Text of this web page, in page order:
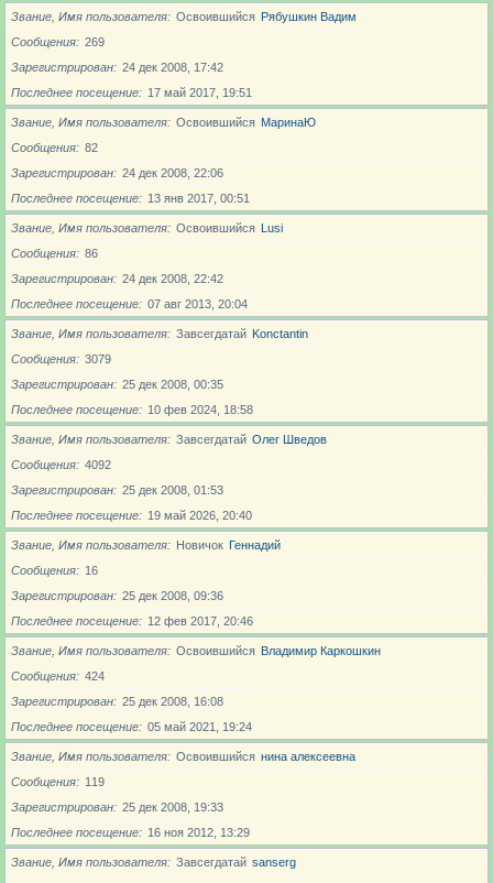
Звание, Имя пользователя Освоившийся Рябушкин Вадим
Сообщения
269
Зарегистрирован
24 дек 2008, 17:42
Последнее посещение
17 май 2017, 19:51
Звание, Имя пользователя Освоившийся МаринаЮ
Сообщения
82
Зарегистрирован
24 дек 2008, 22:06
Последнее посещение
13 янв 2017, 00:51
Звание, Имя пользователя Освоившийся Lusi
Сообщения
86
Зарегистрирован
24 дек 2008, 22:42
Последнее посещение
07 авг 2013, 20:04
Звание, Имя пользователя Завсегдатай Konctantin
Сообщения
3079
Зарегистрирован
25 дек 2008, 00:35
Последнее посещение
10 фев 2024, 18:58
Звание, Имя пользователя Завсегдатай Олег Шведов
Сообщения
4092
Зарегистрирован
25 дек 2008, 01:53
Последнее посещение
19 май 2026, 20:40
Звание, Имя пользователя Новичoк Геннадий
Сообщения
16
Зарегистрирован
25 дек 2008, 09:36
Последнее посещение
12 фев 2017, 20:46
Звание, Имя пользователя Освоившийся Владимир Каркошкин
Сообщения
424
Зарегистрирован
25 дек 2008, 16:08
Последнее посещение
05 май 2021, 19:24
Звание, Имя пользователя Освоившийся нина алексеевна
Сообщения
119
Зарегистрирован
25 дек 2008, 19:33
Последнее посещение
16 ноя 2012, 13:29
Звание, Имя пользователя Завсегдатай sanserg